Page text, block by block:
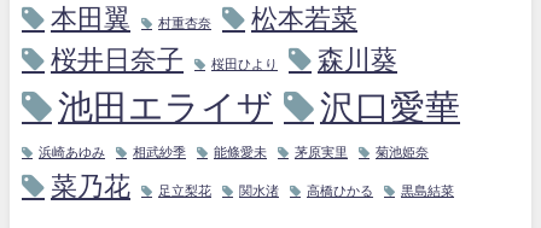
本田翼 村重杏奈
松本若菜
桜井日奈子
桜田ひより 森川葵
池田エライザ 沢口愛華
浜崎あゆみ 相武紗季 能條愛未 茅原実里 菊池姫奈
菜乃花 足立梨花 関水渚 高橋ひかる 黒島結菜